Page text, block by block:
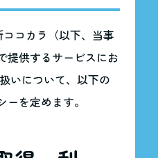
コカラ（以下、当事
提供するサービスにお
いについて、以下の
を定めます。